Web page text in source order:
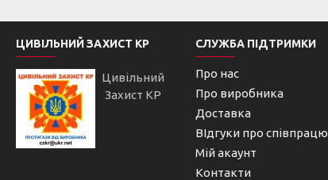
ЦИВІЛЬНИЙ ЗАХИСТ КР
Цивільний
Захист КР
СЛУЖБА ПІДТРИМКИ
Про нас
Про виробника
Доставка
ВІдгуки про співпрацю
Мій акаунт
Контакти